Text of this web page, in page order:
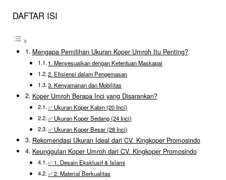
DAFTAR ISI
Mengapa Pemilihan Ukuran Koper Umroh Itu Penting?
1. Menyesuaikan dengan Ketentuan Maskapai
2. Efisiensi dalam Pengemasan
3. Kenyamanan dan Mobilitas
Koper Umroh Berapa Inci yang Disarankan?
✅ Ukuran Koper Kabin (20 Inci)
✅ Ukuran Koper Sedang (24 Inci)
✅ Ukuran Koper Besar (28 Inci)
Rekomendasi Ukuran Ideal dari CV. Kingkoper Promosindo
Keunggulan Koper Umroh dari CV. Kingkoper Promosindo
✅ 1. Desain Eksklusif & Islami
✅ 2. Material Berkualitas